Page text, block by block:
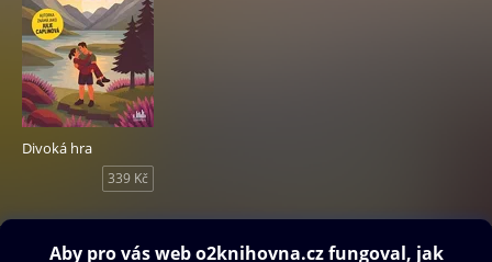
Divoká hra
339 Kč
Obsah ke stažení